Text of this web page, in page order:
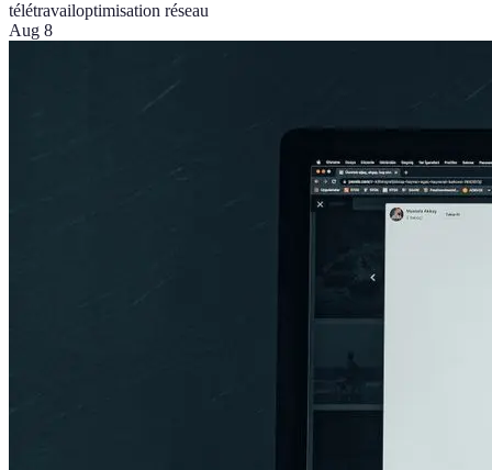
télétravailoptimisation réseau
Aug 8